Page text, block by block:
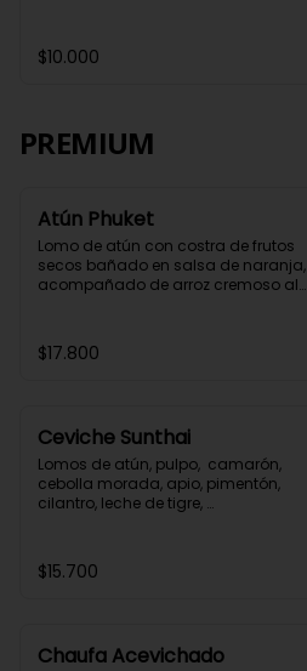
$10.000
PREMIUM
Atún Phuket
Lomo de atún con costra de frutos
secos bañado en salsa de naranja,
acompañado de arroz cremoso al
$17.800
Ceviche Sunthai
Lomos de atún, pulpo,  camarón,
cebolla morada, apio, pimentón,
cilantro, leche de tigre,
(Picante bajo)
$15.700
Chaufa Acevichado